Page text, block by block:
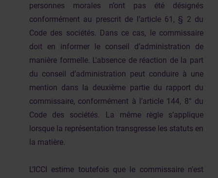
personnes morales n’ont pas été désignés
conformément au prescrit de l’article 61, § 2 du
Code des sociétés. Dans ce cas, le commissaire
doit en informer le conseil d’administration de
manière formelle. L'absence de réaction de la part
du conseil d’administration peut conduire à une
mention dans la deuxième partie du rapport du
commissaire, conformément à l’article 144, 8° du
Code des sociétés. La même règle s’applique
lorsque la représentation transgresse les statuts en
la matière.
L’ICCI estime toutefois que le commissaire n'est